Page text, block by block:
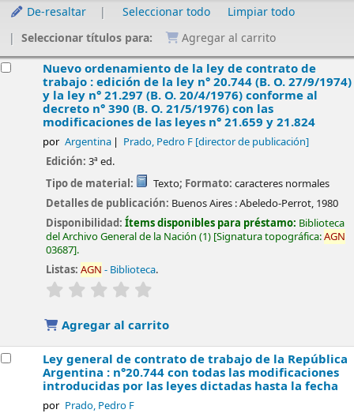
De-resaltar Seleccionar todo
Limpiar todo
Seleccionar títulos para:
Agregar al carrito
Nuevo ordenamiento de la ley de contrato de
trabajo : edición de la ley n° 20.744 (B. O. 27/9/1974)
y la ley n° 21.297 (B. O. 20/4/1976) conforme al
decreto n° 390 (B. O. 21/5/1976) con las
modificaciones de las leyes n° 21.659 y 21.824
por Argentina Prado, Pedro F[director de publicación]
Edición:3ª ed.
Tipo de material:
Texto; Formato: caracteres normales
Detalles de publicación: Buenos Aires :Abeledo-Perrot, 1980
Disponibilidad:Ítems disponibles para préstamo: Biblioteca
del Archivo General de la Nación (1) Signatura topográfica:AGN
03687 .
Listas: AGN - Biblioteca.
valoración
Agregar al carrito
Ley general de contrato de trabajo de la República
Argentina : n°20.744 con todas las modificaciones
introducidas por las leyes dictadas hasta la fecha
por Prado, Pedro F